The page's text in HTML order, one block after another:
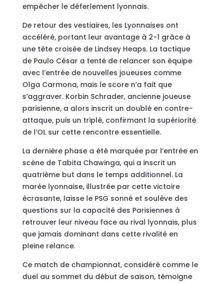
empêcher le déferlement lyonnais.
De retour des vestiaires, les Lyonnaises ont
accéléré, portant leur avantage à 2-1 grâce à
une tête croisée de Lindsey Heaps. La tactique
de Paulo César a tenté de relancer son équipe
avec l’entrée de nouvelles joueuses comme
Olga Carmona, mais le score n’a fait que
s’aggraver. Korbin Schrader, ancienne joueuse
parisienne, a alors inscrit un doublé en contre-
attaque, puis un triplé, confirmant la supériorité
de l’OL sur cette rencontre essentielle.
La dernière phase a été marquée par l’entrée en
scène de Tabita Chawinga, qui a inscrit un
quatrième but dans le temps additionnel. La
marée lyonnaise, illustrée par cette victoire
écrasante, laisse le PSG sonné et soulève des
questions sur la capacité des Parisiennes à
retrouver leur niveau face au rival lyonnais, plus
que jamais dominant dans cette rivalité en
pleine relance.
Ce match de championnat, considéré comme le
duel au sommet du début de saison, témoigne